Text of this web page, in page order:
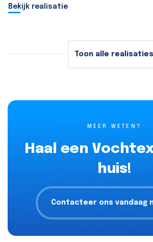
Bekijk realisatie
Toon alle realisaties
MEER WETEN?
Haal een
huis!
Contacteer ons vandaag